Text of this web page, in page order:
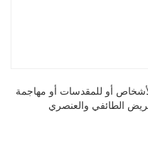
أو للمقدسات أو مهاجمة
الطائفي والعنصري